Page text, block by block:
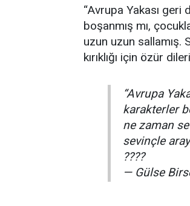
“Avrupa Yakası
boşanmış mı,
uzun uzun sallamış.
kırıklığı için özür
“Avrupa
karakterler
ne zaman
sevinçle
????
— Gülse